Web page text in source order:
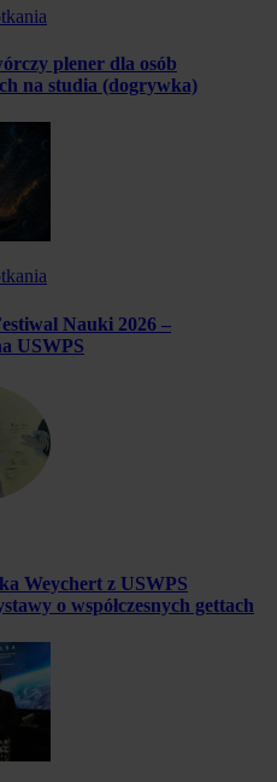
plener dla osób
na studia (dogrywka)
Nauki 2026 –
USWPS
Weychert z USWPS
o współczesnych gettach